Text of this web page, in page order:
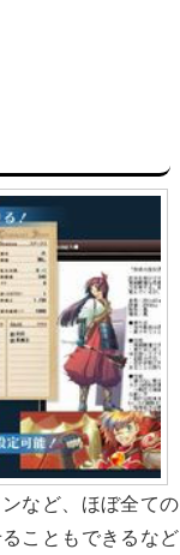
など、ほぼ全ての
こともできるなど